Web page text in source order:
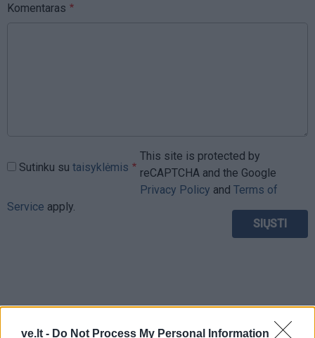
ve.lt - Do Not Process My Personal Information
Komentaras
Sutinku su taisyklėmis
This site is protected by
reCAPTCHA and the Google
Privacy Policy and Terms of
Service apply.